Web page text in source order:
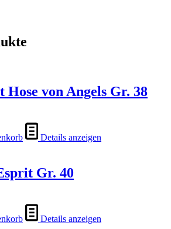
Hose von Angels Gr. 38
Details anzeigen
Gr. 40
Details anzeigen